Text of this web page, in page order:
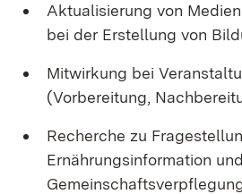
Aktualisierung von
bei der Erstellung von
Mitwirkung bei
(Vorbereitung,
Recherche zu
Ernährungsinformation